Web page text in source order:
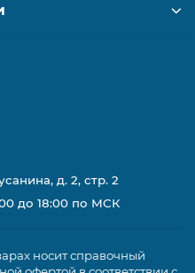
д. 2, стр. 2
до 18:00 по МСК
носит справочный